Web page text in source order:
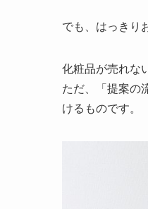
でも、はっきり
化粧品が売れな
ただ、「提案の
けるものです。